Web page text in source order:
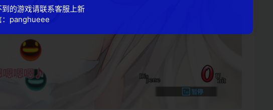
到的游戏请联系客服上新
：panghueee